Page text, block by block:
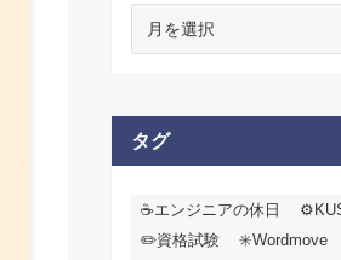
カ
イ
タグ
☕エンジニアの休日
✏️資格試験
✳️Wordmove